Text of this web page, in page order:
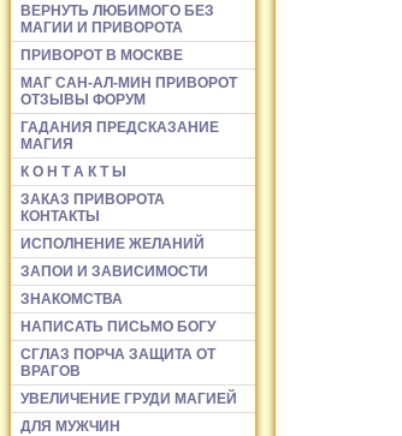
ВЕРНУТЬ ЛЮБИМОГО БЕЗ
МАГИИ И ПРИВОРОТА
ПРИВОРОТ В МОСКВЕ
МАГ САН-АЛ-МИН ПРИВОРОТ
ОТЗЫВЫ ФОРУМ
ГАДАНИЯ ПРЕДСКАЗАНИЕ
МАГИЯ
К О Н Т А К Т Ы
ЗАКАЗ ПРИВОРОТА
КОНТАКТЫ
ИСПОЛНЕНИЕ ЖЕЛАНИЙ
ЗАПОИ И ЗАВИСИМОСТИ
ЗНАКОМСТВА
НАПИСАТЬ ПИСЬМО БОГУ
СГЛАЗ ПОРЧА ЗАЩИТА ОТ
ВРАГОВ
УВЕЛИЧЕНИЕ ГРУДИ МАГИЕЙ
ДЛЯ МУЖЧИН